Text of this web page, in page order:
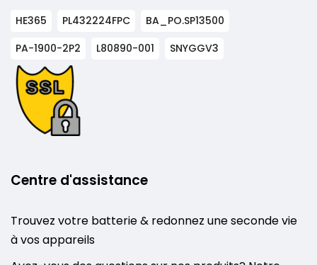
HE365 PL432224FPC
BA_PO.SP13500
PA-1900-2P2
L80890-001 SNYGGV3
Centre d'assistance
Trouvez votre batterie & redonnez une seconde vie
à vos appareils